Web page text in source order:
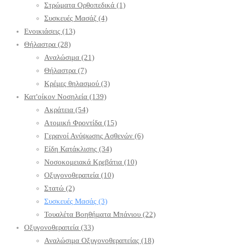
Στρώματα Ορθοπεδικά (1)
Συσκευές Μασάζ (4)
Ενοικιάσεις (13)
Θήλαστρα (28)
Αναλώσιμα (21)
Θήλαστρα (7)
Κρέμες θηλασμού (3)
Κατ'οίκον Νοσηλεία (139)
Ακράτεια (54)
Ατομική Φροντίδα (15)
Γερανοί Ανύψωσης Ασθενών (6)
Είδη Κατάκλισης (34)
Νοσοκομειακά Κρεβάτια (10)
Οξυγονοθεραπεία (10)
Στατώ (2)
Συσκευές Μασάς (3)
Τουαλέτα Βοηθήματα Μπάνιου (22)
Οξυγονοθεραπεία (33)
Αναλώσιμα Οξυγονοθεραπείας (18)